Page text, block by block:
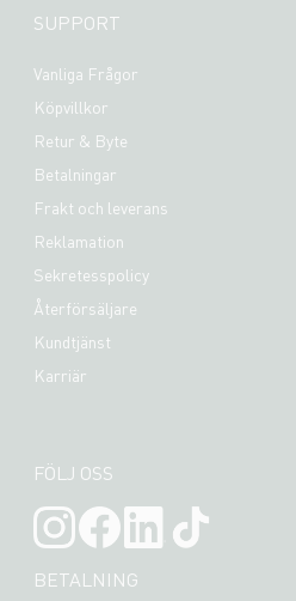
SUPPORT
Vanliga Frågor
Köpvillkor
Retur & Byte
Betalningar
Frakt och leverans
Reklamation
Sekretesspolicy
Återförsäljare
Kundtjänst
Karriär
FÖLJ OSS
BETALNING